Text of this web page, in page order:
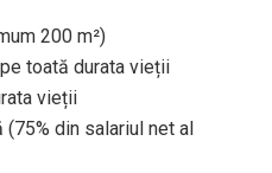
200 m²)
toată durata vieții
vieții
din salariul net al